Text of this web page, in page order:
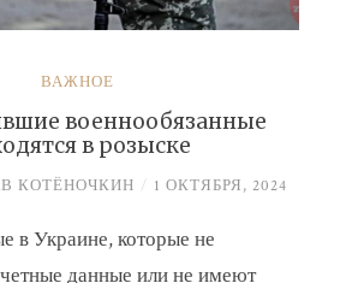
ВАЖНОЕ
военнообязанные
в розыске
КОТЁНОЧКИН / 1 ОКТЯБРЯ, 2024
в Украине, которые не
данные или не имеют